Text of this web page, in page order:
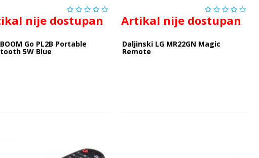
nije dostupan
Go PL2B Portable
5W Blue
Artikal nije dostupan
Daljinski LG MR22GN Magic
Remote